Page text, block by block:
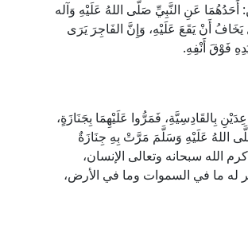
عَنِ النَّبِيِّ صَلَّى اللهُ عَلَيْهِ وَآله
أَنْ يَقَعَ عَلَيْهِ، وَإِنَّ الفَاجِرَ يَرَى
فَوْقَ أَنْفِهِ.
بِالقَادِسِيَّةِ، فَمَرُّوا عَلَيْهِمَا بِجَنَازَةٍ،
اللهُ عَلَيْهِ وَسَلَّمَ مَرَّتْ بِهِ جِنَازَةٌ
الله سبحانه وتعالى الإنسان،
له ما في السموات وما في الأرض،